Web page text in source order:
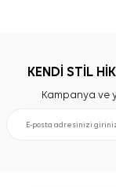
KENDİ STİL
Kampanya ve